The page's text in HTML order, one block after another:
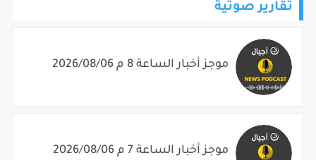
تقارير صوتية
موجز أخبار الساعة 8 م 2026/08/06
موجز أخبار الساعة 7 م 2026/08/06